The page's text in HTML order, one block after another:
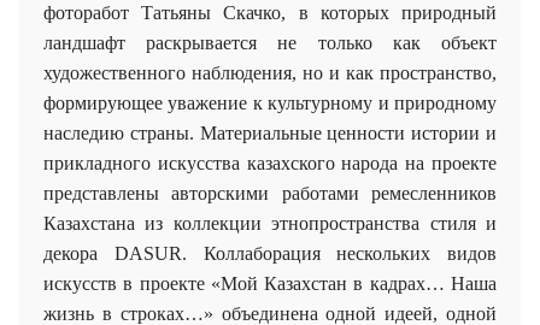
фоторабот Татьяны Скачко, в которых природный
ландшафт раскрывается не только как объект
художественного наблюдения, но и как пространство,
формирующее уважение к культурному и природному
наследию страны. Материальные ценности истории и
прикладного искусства казахского народа на проекте
представлены авторскими работами ремесленников
Казахстана из коллекции этнопространства стиля и
декора DASUR. Коллаборация нескольких видов
искусств в проекте «Мой Казахстан в кадрах… Наша
жизнь в строках…» объединена одной идеей, одной